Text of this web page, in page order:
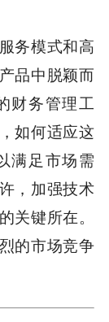
务模式和高
品中脱颖而
财务管理工
如何适应这
满足市场需
，加强技术
关键所在。
的市场竞争